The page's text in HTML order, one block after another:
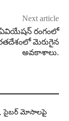
Next article
ఏవియేషన్ రంగంలో
మెరుగైన
అవకాశాలు.
సైబర్ మోసాలపై